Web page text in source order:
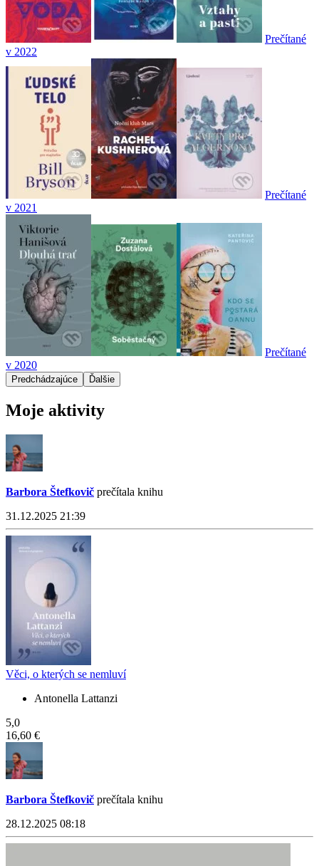
Prečítané
v 2022
Prečítané
v 2021
Prečítané
v 2020
Predchádzajúce Ďalšie
Moje aktivity
Barbora Štefkovič prečítala knihu
31.12.2025 21:39
Věci, o kterých se nemluví
Antonella Lattanzi
5,0
16,60 €
Barbora Štefkovič prečítala knihu
28.12.2025 08:18